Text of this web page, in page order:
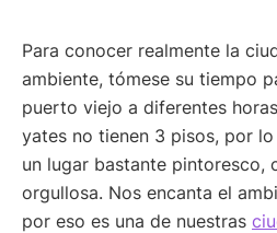
Para conocer realmente la
ambiente, tómese su tiempo
puerto viejo a diferentes
yates no tienen 3 pisos, por
un lugar bastante pintoresco,
orgullosa. Nos encanta el
por eso es una de nuestras